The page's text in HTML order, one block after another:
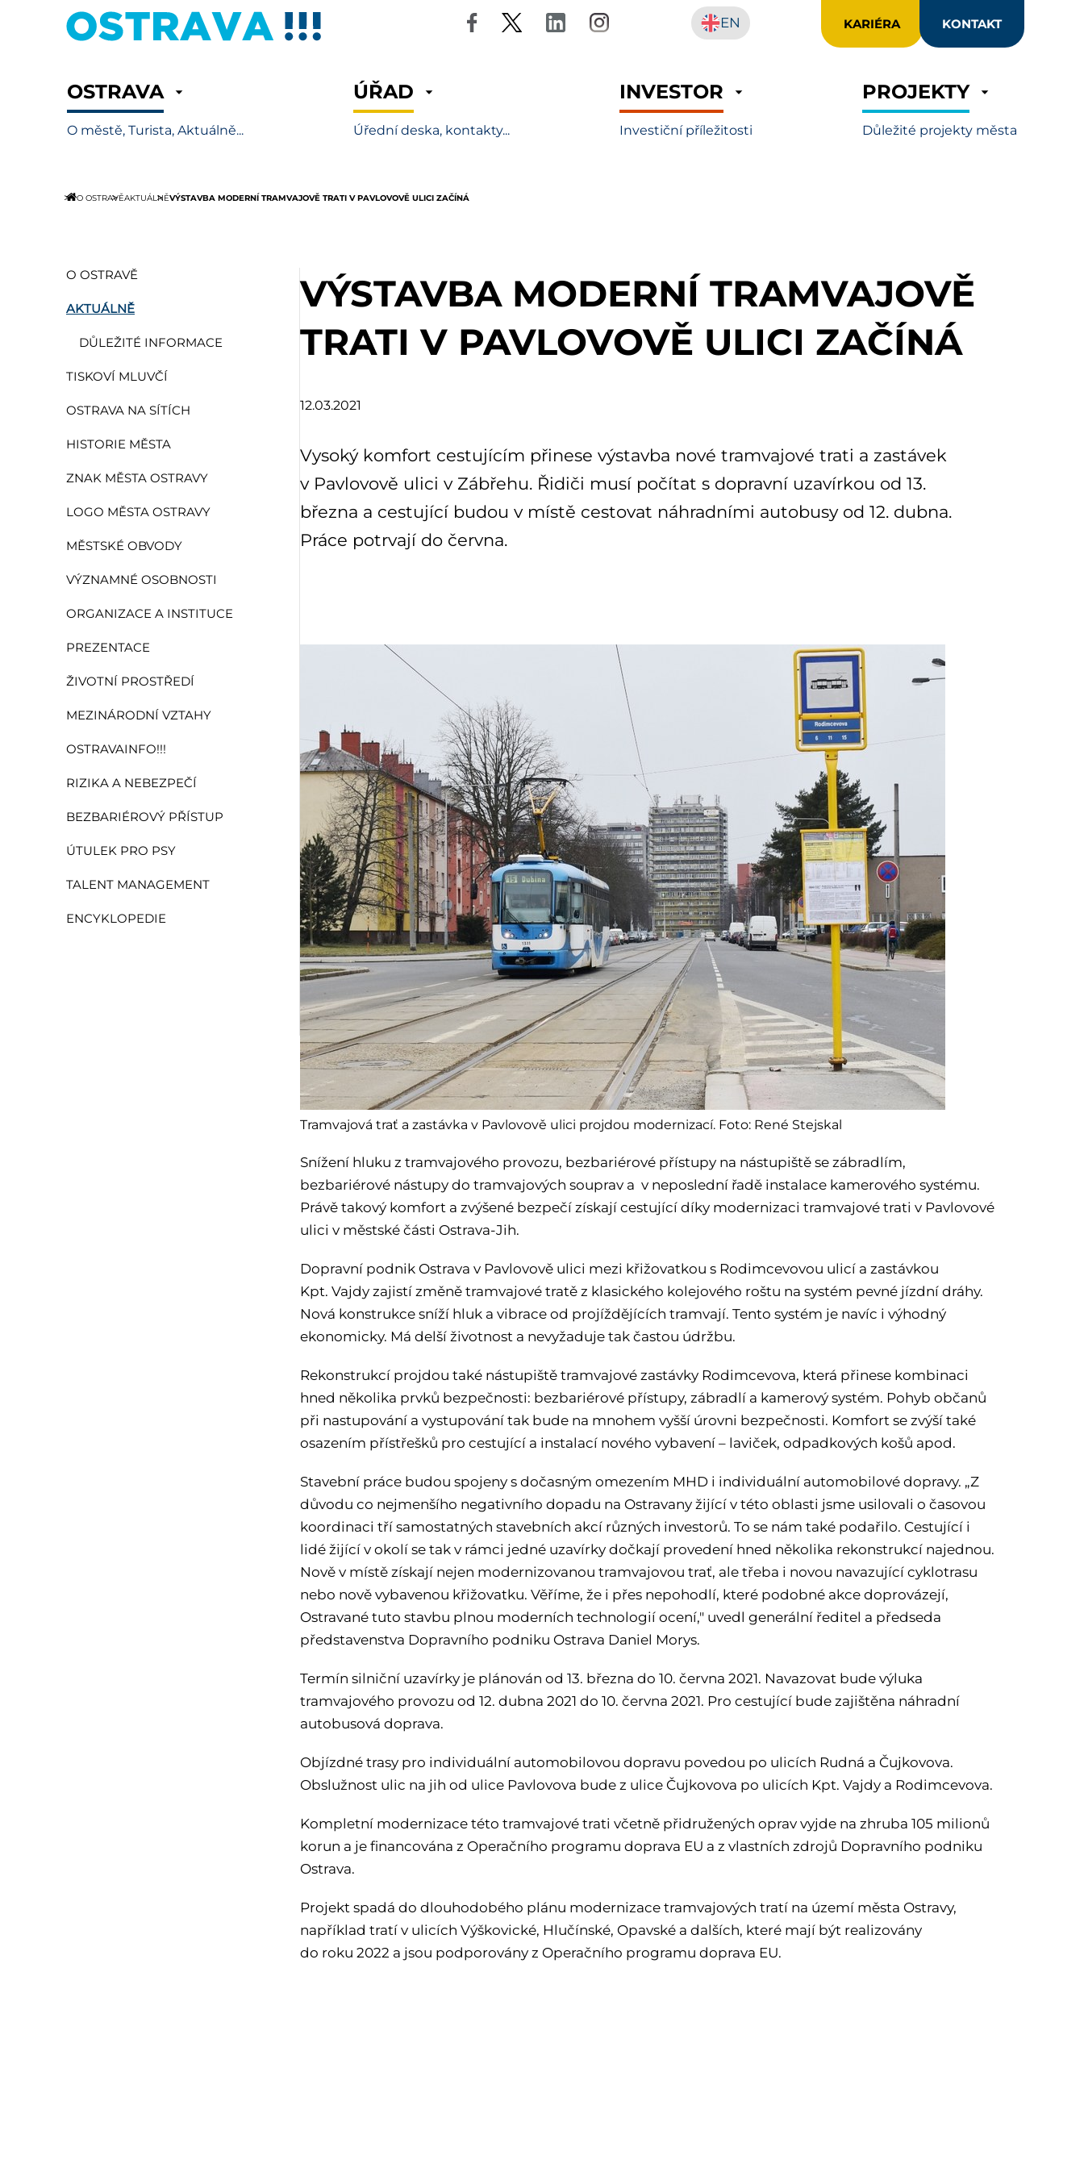
KARIÉRA KONTAKT
EN
OSTRAVA
O městě, Turista, Aktuálně...
ÚŘAD
Úřední deska, kontakty...
INVESTOR
Investiční příležitosti
PROJEKTY
Důležité projekty města
O OSTRAVĚAKTUÁLNĚVÝSTAVBA MODERNÍ TRAMVAJOVĚ TRATI V PAVLOVOVĚ ULICI ZAČÍNÁ
O OSTRAVĚ
AKTUÁLNĚ
DŮLEŽITÉ INFORMACE
TISKOVÍ MLUVČÍ
OSTRAVA NA SÍTÍCH
HISTORIE MĚSTA
ZNAK MĚSTA OSTRAVY
LOGO MĚSTA OSTRAVY
MĚSTSKÉ OBVODY
VÝZNAMNÉ OSOBNOSTI
ORGANIZACE A INSTITUCE
PREZENTACE
ŽIVOTNÍ PROSTŘEDÍ
MEZINÁRODNÍ VZTAHY
OSTRAVAINFO!!!
RIZIKA A NEBEZPEČÍ
BEZBARIÉROVÝ PŘÍSTUP
ÚTULEK PRO PSY
TALENT MANAGEMENT
ENCYKLOPEDIE
VÝSTAVBA MODERNÍ TRAMVAJOVĚ
TRATI V PAVLOVOVĚ ULICI ZAČÍNÁ
12.03.2021
Vysoký komfort cestujícím přinese výstavba nové tramvajové trati a zastávek
v Pavlovově ulici v Zábřehu. Řidiči musí počítat s dopravní uzavírkou od 13.
března a cestující budou v místě cestovat náhradními autobusy od 12. dubna.
Práce potrvají do června.
Tramvajová trať a zastávka v Pavlovově ulici projdou modernizací. Foto: René Stejskal
Snížení hluku z tramvajového provozu, bezbariérové přístupy na nástupiště se zábradlím,
bezbariérové nástupy do tramvajových souprav a v neposlední řadě instalace kamerového systému.
Právě takový komfort a zvýšené bezpečí získají cestující díky modernizaci tramvajové trati v Pavlovové
ulici v městské části Ostrava-Jih.
Dopravní podnik Ostrava v Pavlovově ulici mezi křižovatkou s Rodimcevovou ulicí a zastávkou
Kpt. Vajdy zajistí změně tramvajové tratě z klasického kolejového roštu na systém pevné jízdní dráhy.
Nová konstrukce sníží hluk a vibrace od projíždějících tramvají. Tento systém je navíc i výhodný
ekonomicky. Má delší životnost a nevyžaduje tak častou údržbu.
Rekonstrukcí projdou také nástupiště tramvajové zastávky Rodimcevova, která přinese kombinaci
hned několika prvků bezpečnosti: bezbariérové přístupy, zábradlí a kamerový systém. Pohyb občanů
při nastupování a vystupování tak bude na mnohem vyšší úrovni bezpečnosti. Komfort se zvýší také
osazením přístřešků pro cestující a instalací nového vybavení – laviček, odpadkových košů apod.
Stavební práce budou spojeny s dočasným omezením MHD i individuální automobilové dopravy. „Z
důvodu co nejmenšího negativního dopadu na Ostravany žijící v této oblasti jsme usilovali o časovou
koordinaci tří samostatných stavebních akcí různých investorů. To se nám také podařilo. Cestující i
lidé žijící v okolí se tak v rámci jedné uzavírky dočkají provedení hned několika rekonstrukcí najednou.
Nově v místě získají nejen modernizovanou tramvajovou trať, ale třeba i novou navazující cyklotrasu
nebo nově vybavenou křižovatku. Věříme, že i přes nepohodlí, které podobné akce doprovázejí,
Ostravané tuto stavbu plnou moderních technologií ocení," uvedl generální ředitel a předseda
představenstva Dopravního podniku Ostrava Daniel Morys.
Termín silniční uzavírky je plánován od 13. března do 10. června 2021. Navazovat bude výluka
tramvajového provozu od 12. dubna 2021 do 10. června 2021. Pro cestující bude zajištěna náhradní
autobusová doprava.
Objízdné trasy pro individuální automobilovou dopravu povedou po ulicích Rudná a Čujkovova.
Obslužnost ulic na jih od ulice Pavlovova bude z ulice Čujkovova po ulicích Kpt. Vajdy a Rodimcevova.
Kompletní modernizace této tramvajové trati včetně přidružených oprav vyjde na zhruba 105 milionů
korun a je financována z Operačního programu doprava EU a z vlastních zdrojů Dopravního podniku
Ostrava.
Projekt spadá do dlouhodobého plánu modernizace tramvajových tratí na území města Ostravy,
například tratí v ulicích Výškovické, Hlučínské, Opavské a dalších, které mají být realizovány
do roku 2022 a jsou podporovány z Operačního programu doprava EU.